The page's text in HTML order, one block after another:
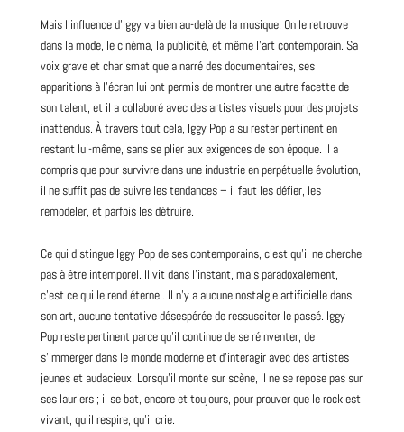
Mais l’influence d’Iggy va bien au-delà de la musique. On le retrouve
dans la mode, le cinéma, la publicité, et même l’art contemporain. Sa
voix grave et charismatique a narré des documentaires, ses
apparitions à l’écran lui ont permis de montrer une autre facette de
son talent, et il a collaboré avec des artistes visuels pour des projets
inattendus. À travers tout cela, Iggy Pop a su rester pertinent en
restant lui-même, sans se plier aux exigences de son époque. Il a
compris que pour survivre dans une industrie en perpétuelle évolution,
il ne suffit pas de suivre les tendances – il faut les défier, les
remodeler, et parfois les détruire.
Ce qui distingue Iggy Pop de ses contemporains, c’est qu’il ne cherche
pas à être intemporel. Il vit dans l’instant, mais paradoxalement,
c’est ce qui le rend éternel. Il n’y a aucune nostalgie artificielle dans
son art, aucune tentative désespérée de ressusciter le passé. Iggy
Pop reste pertinent parce qu’il continue de se réinventer, de
s’immerger dans le monde moderne et d’interagir avec des artistes
jeunes et audacieux. Lorsqu’il monte sur scène, il ne se repose pas sur
ses lauriers ; il se bat, encore et toujours, pour prouver que le rock est
vivant, qu’il respire, qu’il crie.